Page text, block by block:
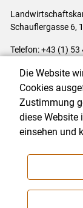
Schauflergasse 6,
Telefon:+43 (1) 53
Impressum|
Barrierefreiheit
NEWSLETTER
Die Website
Cookies
Zustimmung
diese Website
einsehen und